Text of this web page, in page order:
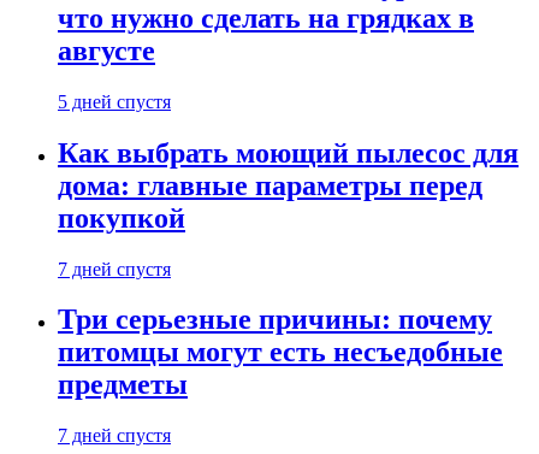
что нужно сделать на грядках в
августе
5 дней спустя
Как выбрать моющий пылесос для
дома: главные параметры перед
покупкой
7 дней спустя
Три серьезные причины: почему
питомцы могут есть несъедобные
предметы
7 дней спустя